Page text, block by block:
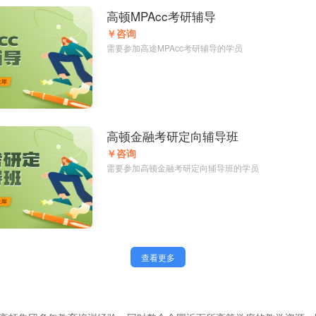
高顿MPAcc考研辅导
￥咨询
需要参加高途MPAcc考研辅导的学员
高顿金融考研定向辅导班
￥咨询
需要参加高顿金融考研定向辅导班的学员
查看更多